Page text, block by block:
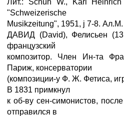
Лит.: Schuh W., Karl
"Schweizerische
Musikzeitung", 1951, ј 7-8. Ал.М.
ДАВИД (David), Фелисьен
французский
композитор. Член Ин-та
Париж, консерватории
(композиции-у Ф. Ж. Фетиса,
В 1831 примкнул
к об-ву сен-симонистов,
отправился в